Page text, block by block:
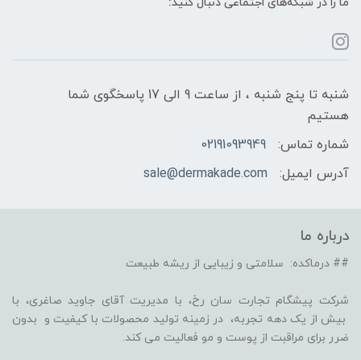
شنبه تا پنج شنبه ، از ساعت 9 الی 17 پاسخگوی شما
هستیم
شماره تماس:
02191093949
آدرس ایمیل:
sale@dermakade.com
درباره ما
## درماکده: سلامتی و زیبایی از ریشه طبیعت
شرکت پیشگام تجارت سان رخ، با مدیریت آقای جاوید صاغری، با
بیش از یک دهه تجربه، در زمینه تولید محصولات با کیفیت و بدون
ضرر برای مراقبت از پوست و مو فعالیت می کند.